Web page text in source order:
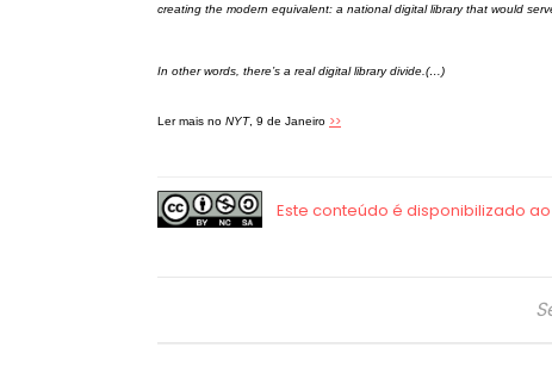
creating the modern equivalent: a national digital library that would
In other words, there’s a real digital library divide.(…)
Ler mais no NYT, 9 de Janeiro >>